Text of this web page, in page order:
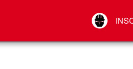
Conectar